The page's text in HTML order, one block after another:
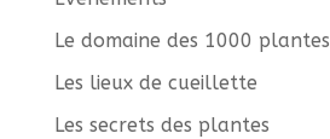
Le domaine des 1000 plantes
Les lieux de cueillette
Les secrets des plantes